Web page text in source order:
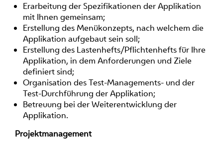
Erarbeitung der Spezifikationen der Applikation
mit Ihnen gemeinsam;
Erstellung des Menükonzepts, nach welchem die
Applikation aufgebaut sein soll;
Erstellung des Lastenhefts/Pflichtenhefts für Ihre
Applikation, in dem Anforderungen und Ziele
definiert sind;
Organisation des Test-Managements- und der
Test-Durchführung der Applikation;
Betreuung bei der Weiterentwicklung der
Applikation.
Projektmanagement